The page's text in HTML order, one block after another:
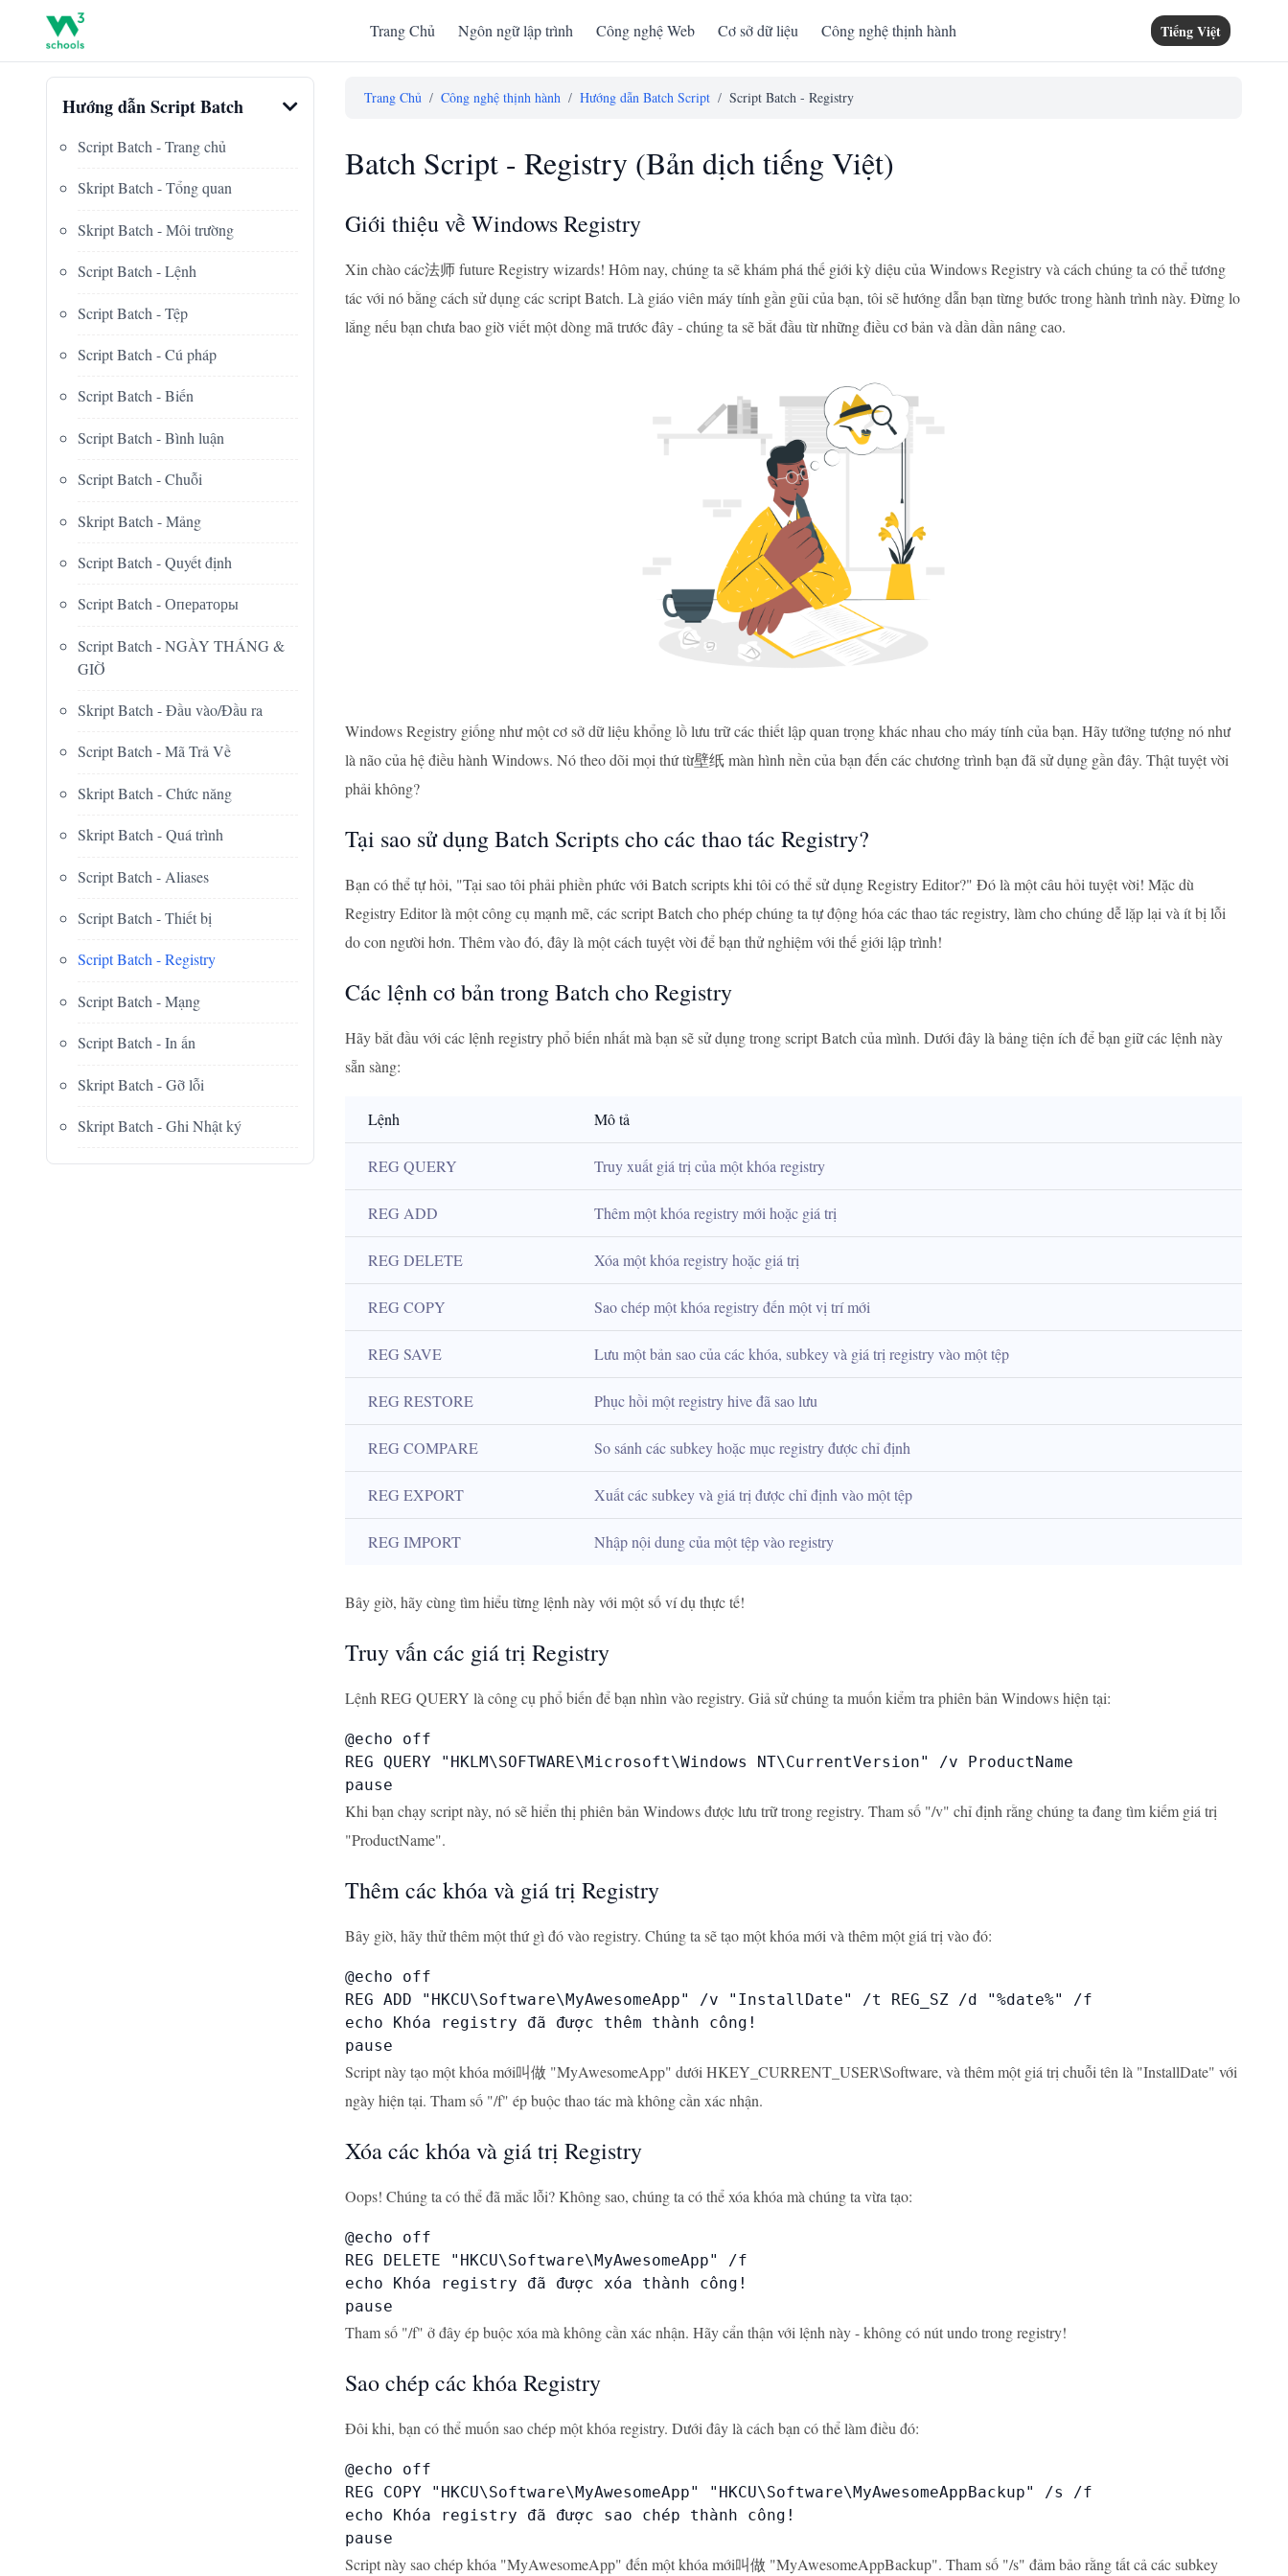
Trang Chủ Ngôn ngữ lập trình Công nghệ Web Cơ sở dữ liệu Công nghệ thịnh hành Tiếng Việt
Hướng dẫn Script Batch
Script Batch - Trang chủ
Skript Batch - Tổng quan
Skript Batch - Môi trường
Script Batch - Lệnh
Script Batch - Tệp
Script Batch - Cú pháp
Script Batch - Biến
Script Batch - Bình luận
Script Batch - Chuỗi
Skript Batch - Mảng
Script Batch - Quyết định
Script Batch - Операторы
Script Batch - NGÀY THÁNG &
GIỜ
Skript Batch - Đầu vào/Đầu ra
Script Batch - Mã Trả Về
Skript Batch - Chức năng
Skript Batch - Quá trình
Script Batch - Aliases
Script Batch - Thiết bị
Script Batch - Registry
Script Batch - Mạng
Script Batch - In ấn
Skript Batch - Gỡ lỗi
Skript Batch - Ghi Nhật ký
Trang Chủ / Công nghệ thịnh hành / Hướng dẫn Batch Script / Script Batch - Registry
Batch Script - Registry (Bản dịch tiếng Việt)
Giới thiệu về Windows Registry
Xin chào các法师 future Registry wizards! Hôm nay, chúng ta sẽ khám phá thế giới kỳ diệu của Windows Registry và cách chúng ta có thể tương
tác với nó bằng cách sử dụng các script Batch. Là giáo viên máy tính gần gũi của bạn, tôi sẽ hướng dẫn bạn từng bước trong hành trình này. Đừng lo
lắng nếu bạn chưa bao giờ viết một dòng mã trước đây - chúng ta sẽ bắt đầu từ những điều cơ bản và dần dần nâng cao.
Windows Registry giống như một cơ sở dữ liệu khổng lồ lưu trữ các thiết lập quan trọng khác nhau cho máy tính của bạn. Hãy tưởng tượng nó như
là não của hệ điều hành Windows. Nó theo dõi mọi thứ từ壁纸 màn hình nền của bạn đến các chương trình bạn đã sử dụng gần đây. Thật tuyệt vời
phải không?
Tại sao sử dụng Batch Scripts cho các thao tác Registry?
Bạn có thể tự hỏi, "Tại sao tôi phải phiền phức với Batch scripts khi tôi có thể sử dụng Registry Editor?" Đó là một câu hỏi tuyệt vời! Mặc dù
Registry Editor là một công cụ mạnh mẽ, các script Batch cho phép chúng ta tự động hóa các thao tác registry, làm cho chúng dễ lặp lại và ít bị lỗi
do con người hơn. Thêm vào đó, đây là một cách tuyệt vời để bạn thử nghiệm với thế giới lập trình!
Các lệnh cơ bản trong Batch cho Registry
Hãy bắt đầu với các lệnh registry phổ biến nhất mà bạn sẽ sử dụng trong script Batch của mình. Dưới đây là bảng tiện ích để bạn giữ các lệnh này
sẵn sàng:
Lệnh Mô tả
REG QUERY Truy xuất giá trị của một khóa registry
REG ADD Thêm một khóa registry mới hoặc giá trị
REG DELETE Xóa một khóa registry hoặc giá trị
REG COPY Sao chép một khóa registry đến một vị trí mới
REG SAVE Lưu một bản sao của các khóa, subkey và giá trị registry vào một tệp
REG RESTORE Phục hồi một registry hive đã sao lưu
REG COMPARE So sánh các subkey hoặc mục registry được chỉ định
REG EXPORT Xuất các subkey và giá trị được chỉ định vào một tệp
REG IMPORT Nhập nội dung của một tệp vào registry
Bây giờ, hãy cùng tìm hiểu từng lệnh này với một số ví dụ thực tế!
Truy vấn các giá trị Registry
Lệnh REG QUERY là công cụ phổ biến để bạn nhìn vào registry. Giả sử chúng ta muốn kiểm tra phiên bản Windows hiện tại:
@echo off
REG QUERY "HKLM\SOFTWARE\Microsoft\Windows NT\CurrentVersion" /v ProductName
pause
Khi bạn chạy script này, nó sẽ hiển thị phiên bản Windows được lưu trữ trong registry. Tham số "/v" chỉ định rằng chúng ta đang tìm kiếm giá trị
"ProductName".
Thêm các khóa và giá trị Registry
Bây giờ, hãy thử thêm một thứ gì đó vào registry. Chúng ta sẽ tạo một khóa mới và thêm một giá trị vào đó:
@echo off
REG ADD "HKCU\Software\MyAwesomeApp" /v "InstallDate" /t REG_SZ /d "%date%" /f
echo Khóa registry đã được thêm thành công!
pause
Script này tạo một khóa mới叫做 "MyAwesomeApp" dưới HKEY_CURRENT_USER\Software, và thêm một giá trị chuỗi tên là "InstallDate" với
ngày hiện tại. Tham số "/f" ép buộc thao tác mà không cần xác nhận.
Xóa các khóa và giá trị Registry
Oops! Chúng ta có thể đã mắc lỗi? Không sao, chúng ta có thể xóa khóa mà chúng ta vừa tạo:
@echo off
REG DELETE "HKCU\Software\MyAwesomeApp" /f
echo Khóa registry đã được xóa thành công!
pause
Tham số "/f" ở đây ép buộc xóa mà không cần xác nhận. Hãy cẩn thận với lệnh này - không có nút undo trong registry!
Sao chép các khóa Registry
Đôi khi, bạn có thể muốn sao chép một khóa registry. Dưới đây là cách bạn có thể làm điều đó:
@echo off
REG COPY "HKCU\Software\MyAwesomeApp" "HKCU\Software\MyAwesomeAppBackup" /s /f
echo Khóa registry đã được sao chép thành công!
pause
Script này sao chép khóa "MyAwesomeApp" đến một khóa mới叫做 "MyAwesomeAppBackup". Tham số "/s" đảm bảo rằng tất cả các subkey